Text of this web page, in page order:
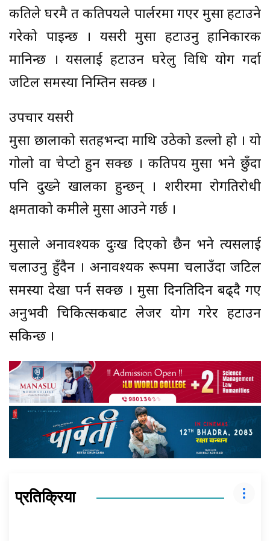
कतिले घरमै त कतिपयले पार्लरमा गएर मुसा हटाउने
गरेको पाइन्छ । यसरी मुसा हटाउनु हानिकारक
मानिन्छ । यसलाई हटाउन घरेलु विधि प्रयोग गर्दा
जटिल समस्या निम्तिन सक्छ ।
उपचार यसरी
मुसा छालाको सतहभन्दा माथि उठेको डल्लो हो । यो
गोलो वा चेप्टो हुन सक्छ । कतिपय मुसा भने छुँदा
पनि दुख्ने खालका हुन्छन् । शरीरमा रोगप्रतिरोधी
क्षमताको कमीले मुसा आउने गर्छ ।
मुसाले अनावश्यक दुःख दिएको छैन भने त्यसलाई
चलाउनु हुँदैन । अनावश्यक रूपमा चलाउँदा जटिल
समस्या देखा पर्न सक्छ । मुसा दिनप्रतिदिन बढ्दै गए
अनुभवी चिकित्सकबाट लेजर प्रयोग गरेर हटाउन
सकिन्छ ।
प्रतिक्रिया